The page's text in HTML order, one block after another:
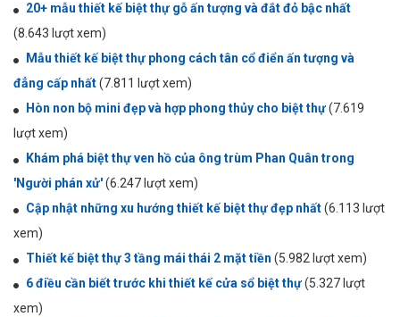
20+ mẫu thiết kế biệt thự gỗ ấn tượng và đắt đỏ bậc nhất
(8.643 lượt xem)
Mẫu thiết kế biệt thự phong cách tân cổ điển ấn tượng và
đẳng cấp nhất(7.811 lượt xem)
Hòn non bộ mini đẹp và hợp phong thủy cho biệt thự(7.619
lượt xem)
Khám phá biệt thự ven hồ của ông trùm Phan Quân trong
'Người phán xử'(6.247 lượt xem)
Cập nhật những xu hướng thiết kế biệt thự đẹp nhất(6.113 lượt
xem)
Thiết kế biệt thự 3 tầng mái thái 2 mặt tiền (5.982 lượt xem)
6 điều cần biết trước khi thiết kế cửa sổ biệt thự(5.327 lượt
xem)